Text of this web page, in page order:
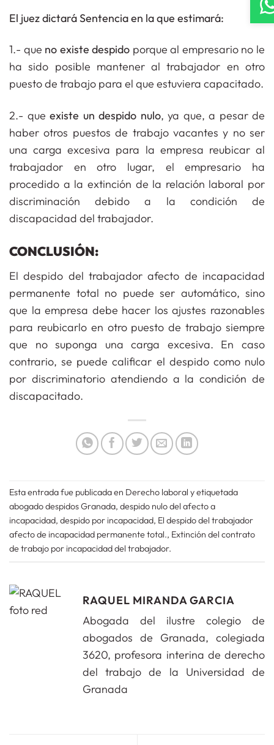
El juez dictará Sentencia en la que estimará:
1.- que no existe despido porque al empresario no le
ha sido posible mantener al trabajador en otro
puesto de trabajo para el que estuviera capacitado.
2.- que existe un despido nulo, ya que, a pesar de
haber otros puestos de trabajo vacantes y no ser
una carga excesiva para la empresa reubicar al
trabajador en otro lugar, el empresario ha
procedido a la extinción de la relación laboral por
discriminación debido a la condición de
discapacidad del trabajador.
CONCLUSIÓN:
El despido del trabajador afecto de incapacidad
permanente total no puede ser automático, sino
que la empresa debe hacer los ajustes razonables
para reubicarlo en otro puesto de trabajo siempre
que no suponga una carga excesiva. En caso
contrario, se puede calificar el despido como nulo
por discriminatorio atendiendo a la condición de
discapacitado.
Esta entrada fue publicada en Derecho laboral y etiquetada
abogado despidos Granada, despido nulo del afecto a
incapacidad, despido por incapacidad, El despido del trabajador
afecto de incapacidad permanente total., Extinción del contrato
de trabajo por incapacidad del trabajador.
RAQUEL MIRANDA GARCIA
Abogada del ilustre colegio de
abogados de Granada, colegiada
3620, profesora interina de derecho
del trabajo de la Universidad de
Granada